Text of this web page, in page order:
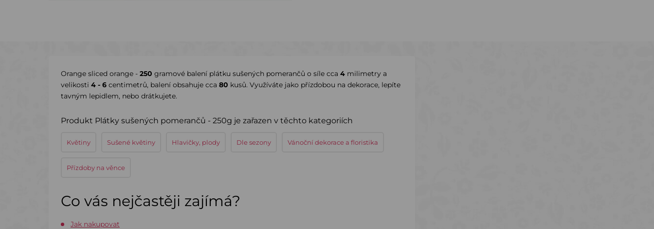
Orange sliced orange - 250 gramové balení plátku sušených pomerančů o síle cca 4 milimetry a
velikosti 4 - 6 centimetrů, balení obsahuje cca 80 kusů. Využíváte jako přízdobou na dekorace, lepíte
tavným lepidlem, nebo drátkujete.
Produkt Plátky sušených pomerančů - 250g je zařazen v těchto kategoriích
Květiny Sušené květiny Hlavičky, plody Dle sezony Vánoční dekorace a floristika
Přízdoby na věnce
Co vás nejčastěji zajímá?
Jak nakupovat